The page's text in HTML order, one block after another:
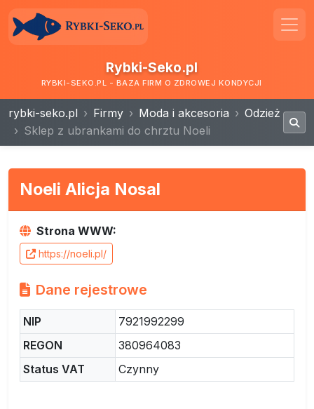
Rybki-Seko.pl
RYBKI-SEKO.PL - BAZA FIRM O ZDROWEJ KONDYCJI
rybki-seko.pl Firmy Moda i akcesoria
Odzież
Sklep z ubrankami do chrztu Noeli
Noeli Alicja Nosal
Strona WWW:
https://noeli.pl/
Dane rejestrowe
NIP
7921992299
REGON
380964083
Status VAT
Czynny